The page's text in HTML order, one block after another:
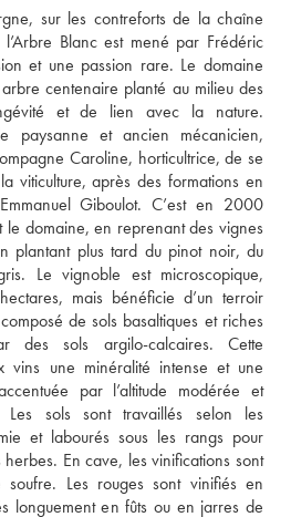
sur les contreforts de la chaîne
Blanc est mené par Frédéric
et une passion rare. Le domaine
centenaire planté au milieu des
et de lien avec la nature.
paysanne et ancien mécanicien,
Caroline, horticultrice, de se
viticulture, après des formations en
Giboulot. C’est en 2000
le domaine, en reprenant des vignes
plantant plus tard du pinot noir, du
Le vignoble est microscopique,
mais bénéficie d’un terroir
de sols basaltiques et riches
des sols argilo-calcaires. Cette
vins une minéralité intense et une
par l’altitude modérée et
Les sols sont travaillés selon les
et labourés sous les rangs pour
En cave, les vinifications sont
soufre. Les rouges sont vinifiés en
longuement en fûts ou en jarres de